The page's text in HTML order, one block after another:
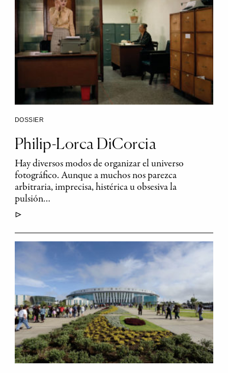
DOSSIER
Philip-Lorca DiCorcia
Hay diversos modos de organizar el universo
fotográfico. Aunque a muchos nos parezca
arbitraria, imprecisa, histérica u obsesiva la
pulsión…
▷